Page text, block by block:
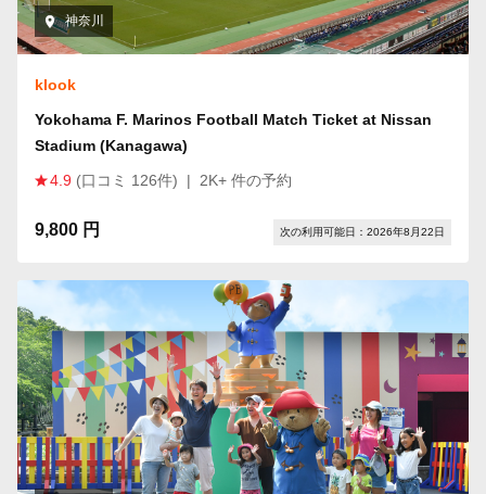
神奈川
klook
Yokohama F. Marinos Football Match Ticket at Nissan
Stadium (Kanagawa)
4.9 (口コミ 126件) | 2K+ 件の予約
9,800 円 次の利用可能日：2026年8月22日